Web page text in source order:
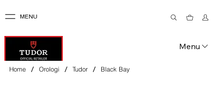
MENU
Menu
Home / Orologi / Tudor / Black Bay